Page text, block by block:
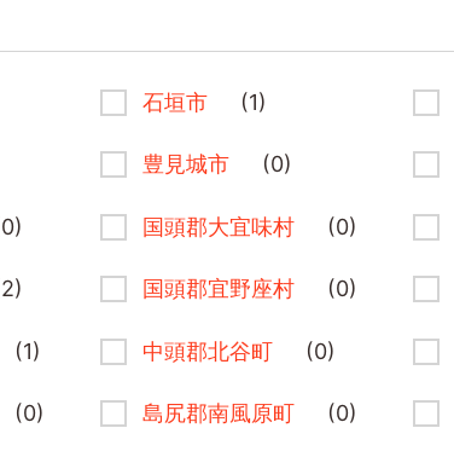
石垣市 (1)
豊見城市 (0)
国頭郡大宜味村 (0)
国頭郡宜野座村 (0)
(1) 中頭郡北谷町 (0)
(0) 島尻郡南風原町 (0)